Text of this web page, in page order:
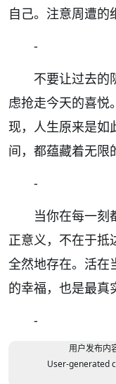
自己。注意周遭的
-
不要让过去的
虑抢走今天的喜悦
现，人生原来是如
间，都蕴藏着无限
-
当你在每一刻
正意义，不在于抵
全然地存在。活在
的幸福，也是最真
-
用户发布内
User-generated